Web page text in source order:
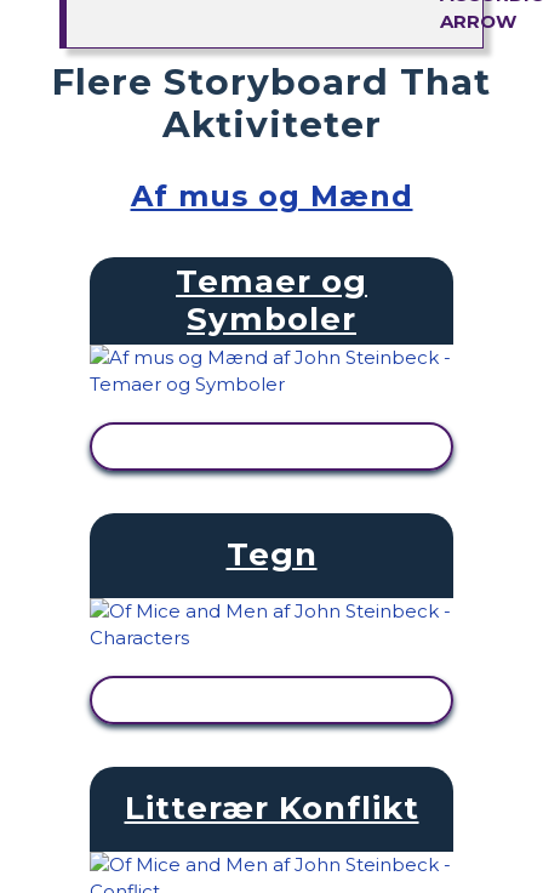
Flere Storyboard That
Aktiviteter
Af mus og Mænd
Temaer og
Symboler
Tegn
Litterær Konflikt